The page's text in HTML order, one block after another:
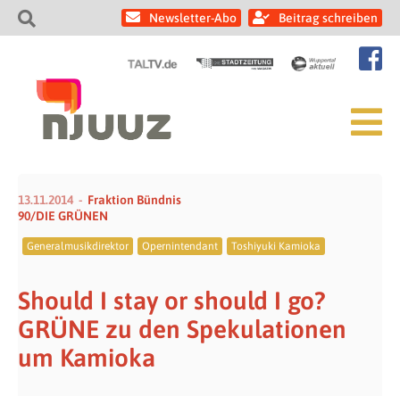
Newsletter-Abo Beitrag schreiben
13.11.2014
Fraktion Bündnis
90/DIE GRÜNEN
Generalmusikdirektor Opernintendant Toshiyuki Kamioka
Should I stay or should I go?
GRÜNE zu den Spekulationen
um Kamioka